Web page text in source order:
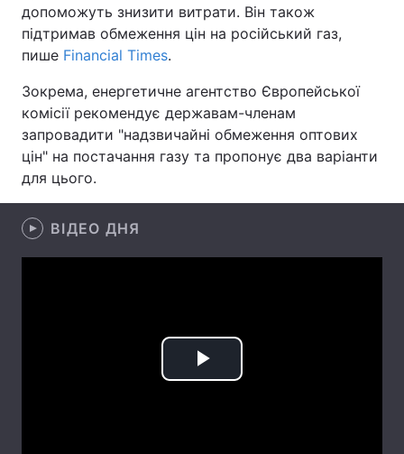
Здоров'я Туризм
Цікавинки
Екологія Регіони
Лонгріди
Відео з Youtube
Інтерв'ю
допоможуть знизити витрати. Він також
підтримав обмеження цін на російський газ,
пише Financial Times.
Зокрема, енергетичне агентство Європейської
комісії рекомендує державам-членам
запровадити "надзвичайні обмеження оптових
цін" на постачання газу та пропонує два варіанти
для цього.
ВІДЕО ДНЯ
Play